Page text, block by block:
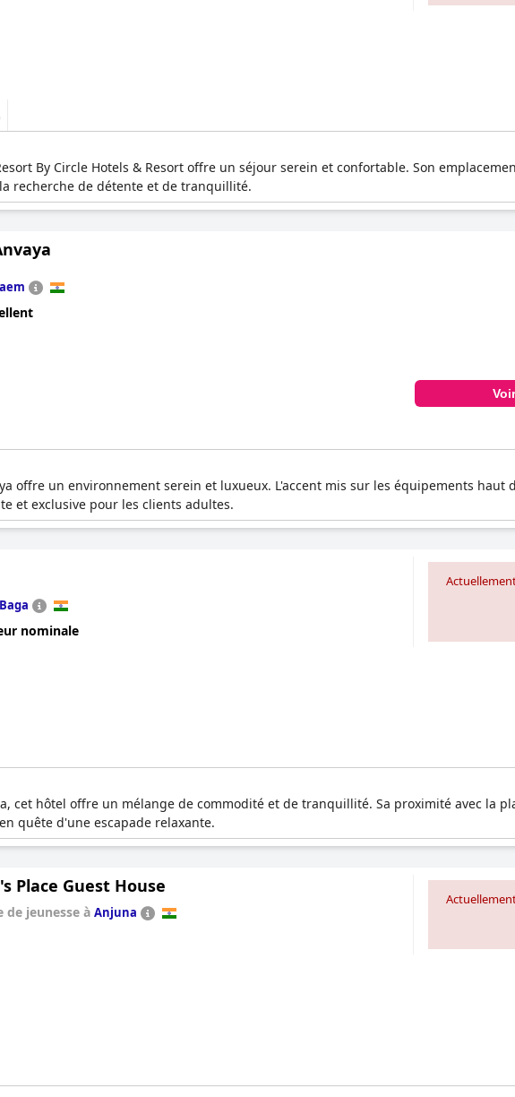
By Circle Hotels & Resort offre un séjour serein et confortable. Son
recherche de détente et de tranquillité.
offre un environnement serein et luxueux. L'accent mis sur les équipements haut
et exclusive pour les clients adultes.
Baga
nominale
cet hôtel offre un mélange de commodité et de tranquillité. Sa proximité avec la
quête d'une escapade relaxante.
Place Guest House
de jeunesse à Anjuna